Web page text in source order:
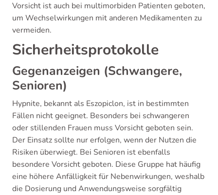
Vorsicht ist auch bei multimorbiden Patienten geboten,
um Wechselwirkungen mit anderen Medikamenten zu
vermeiden.
Sicherheitsprotokolle
Gegenanzeigen (Schwangere,
Senioren)
Hypnite, bekannt als Eszopiclon, ist in bestimmten
Fällen nicht geeignet. Besonders bei schwangeren
oder stillenden Frauen muss Vorsicht geboten sein.
Der Einsatz sollte nur erfolgen, wenn der Nutzen die
Risiken überwiegt. Bei Senioren ist ebenfalls
besondere Vorsicht geboten. Diese Gruppe hat häufig
eine höhere Anfälligkeit für Nebenwirkungen, weshalb
die Dosierung und Anwendungsweise sorgfältig